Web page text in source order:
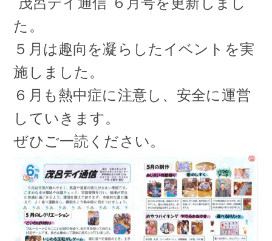
た。
５月は趣向を凝らしたイベントを実
施しました。
６月も熱中症に注意し、安全に運営
していきます。
ぜひご一読ください。